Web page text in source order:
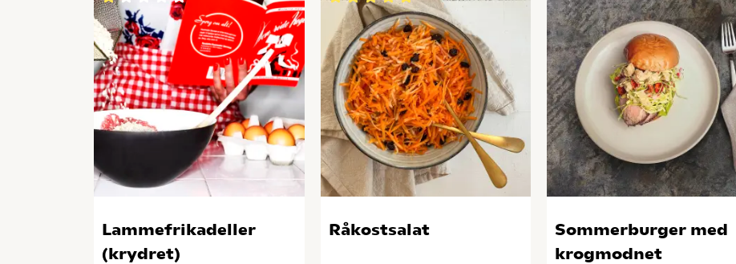
Lammefrikadeller
(krydret)
Råkostsalat
Sommerburger med
krogmodnet